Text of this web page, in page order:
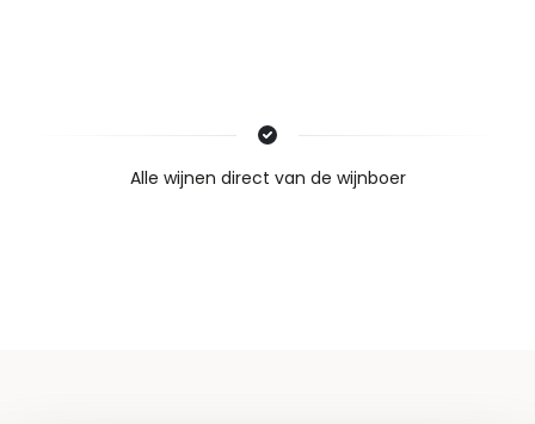
Nieuws & inspiratie in Vineé Vineuse
Alle wijnen direct van de wijnboer